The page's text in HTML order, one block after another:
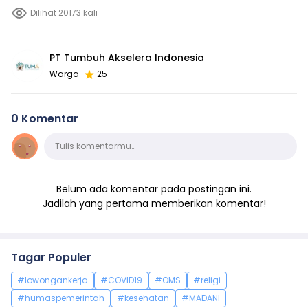
Dilihat 20173 kali
PT Tumbuh Akselera Indonesia
Warga 25
0 Komentar
KomentarTulis komentarmu…
Belum ada komentar pada postingan ini.
Jadilah yang pertama memberikan komentar!
Tagar Populer
#lowongankerja #COVID19 #OMS
#religi
#humaspemerintah
#kesehatan #MADANI